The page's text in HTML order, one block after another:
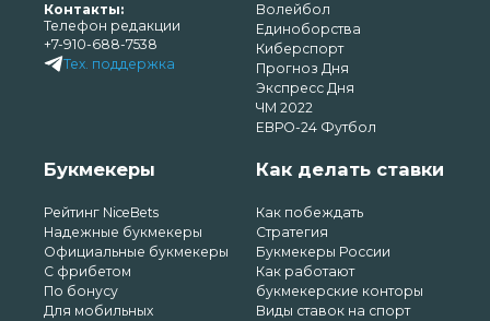
Контакты:
Телефон редакции
+7-910-688-7538
Тех. поддержка
Волейбол
Единоборства
Киберспорт
Прогноз Дня
Экспресс Дня
ЧМ 2022
ЕВРО-24 Футбол
Букмекеры
Рейтинг NiceBets
Надежные букмекеры
Официальные букмекеры
С фрибетом
По бонусу
Для мобильных
Как делать ставки
Как побеждать
Стратегия
Букмекеры России
Как работают
букмекерские конторы
Виды ставок на спорт